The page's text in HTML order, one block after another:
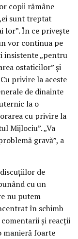
copii rămâne
sunt treptat
lor”. În ce privește
vor continua pe
insistente „pentru
ostaticilor” și
privire la aceste
de dinainte
la o
cu privire la
Mijlociu”. „Va
gravă”, a
de
cu un
nu putem
în schimb
și reacții
manieră foarte